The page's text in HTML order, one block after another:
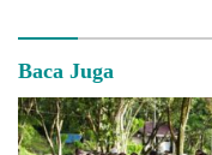
Baca Juga